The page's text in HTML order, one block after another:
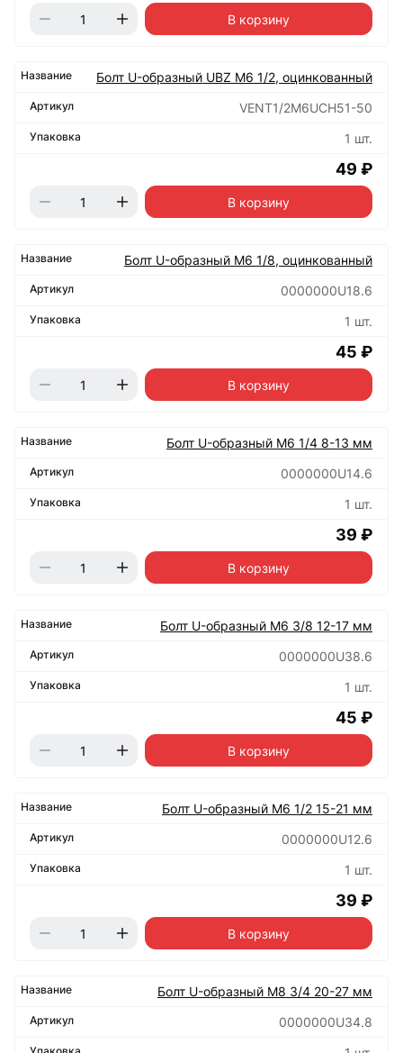
В корзину
Болт U-образный UBZ М6 1/2, оцинкованный
VENT1/2M6UCH51-50
1 шт.
49 ₽
В корзину
Болт U-образный М6 1/8, оцинкованный
0000000U18.6
1 шт.
45 ₽
В корзину
Болт U-образный М6 1/4 8-13 мм
0000000U14.6
1 шт.
39 ₽
В корзину
Болт U-образный М6 3/8 12-17 мм
0000000U38.6
1 шт.
45 ₽
В корзину
Болт U-образный М6 1/2 15-21 мм
0000000U12.6
1 шт.
39 ₽
В корзину
Болт U-образный М8 3/4 20-27 мм
0000000U34.8